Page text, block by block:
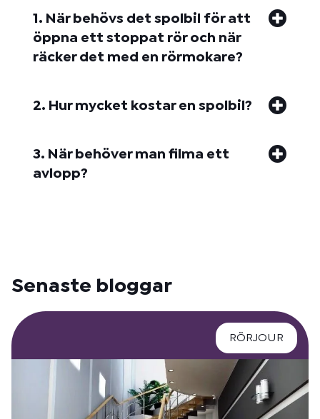
1. När behövs det spolbil för att
öppna ett stoppat rör och när
räcker det med en rörmokare?
2. Hur mycket kostar en spolbil?
3. När behöver man filma ett
avlopp?
Senaste bloggar
RÖRJOUR